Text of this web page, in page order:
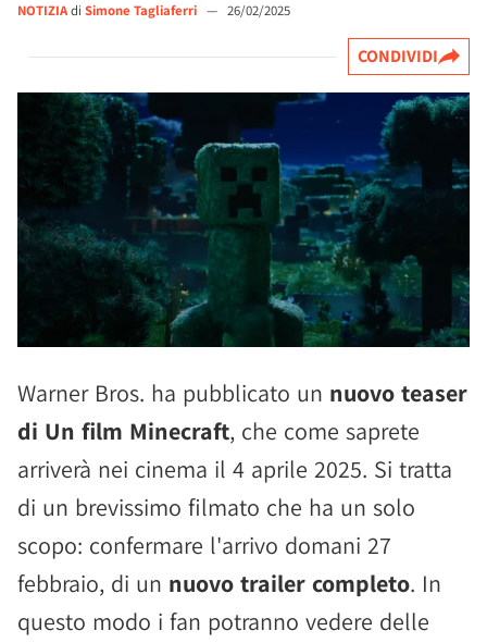
NOTIZIAdi Simone Tagliaferri — 26/02/2025
CONDIVIDI
Warner Bros. ha pubblicato un nuovo teaser
di Un film Minecraft, che come saprete
arriverà nei cinema il 4 aprile 2025. Si tratta
di un brevissimo filmato che ha un solo
scopo: confermare l'arrivo domani 27
febbraio, di un nuovo trailer completo. In
questo modo i fan potranno vedere delle